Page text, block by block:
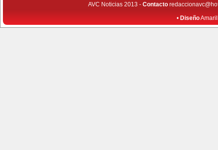
AVC Noticias 2013 - Contacto
• Diseño